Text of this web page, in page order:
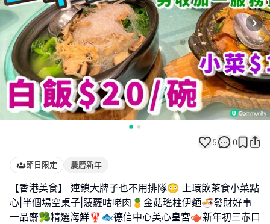
5 0
節日限定 農曆新年
【香港美食】 連鎖大牌子也不用排隊😳 上環飲茶食小菜點
心|半個場空桌子|菠蘿咕咾肉🍍金菇瑤柱伊麵🍜發財好事
一品齋🥦精選海鮮🦞🐟德信中心美心皇宮🫖新年初三赤口